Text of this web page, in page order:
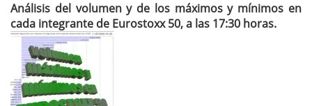
Análisis del volumen y de los máximos y mínimos en
cada integrante de Eurostoxx 50, a las 17:30 horas.